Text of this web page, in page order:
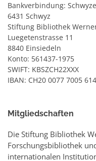
Bankverbindung:
6431 Schwyz
Stiftung Bibliothek
Luegetenstrasse 11
8840 Einsiedeln
Konto: 561437-1975
SWIFT: KBSZCH22XXX
IBAN: CH20 0077 7005
Mitgliedschaften
Die Stiftung Bibliothek
Forschungsbibliothek
internationalen